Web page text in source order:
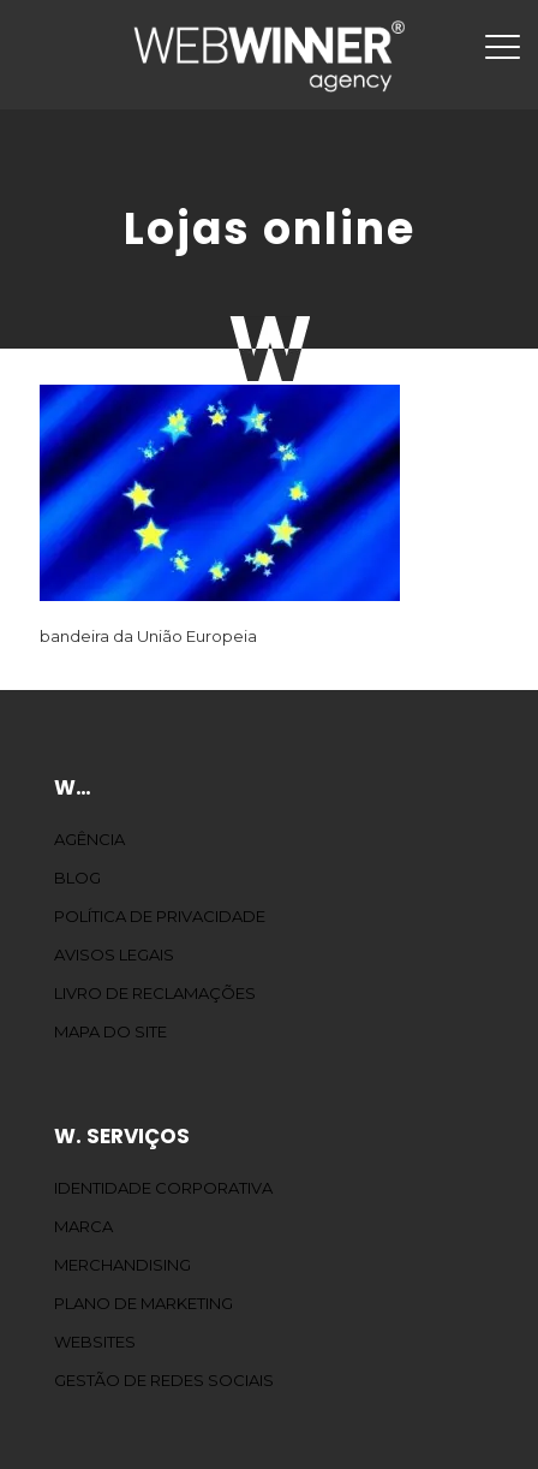
Lojas online
bandeira da União Europeia
W…
AGÊNCIA
BLOG
POLÍTICA DE PRIVACIDADE
AVISOS LEGAIS
LIVRO DE RECLAMAÇÕES
MAPA DO SITE
W. SERVIÇOS
IDENTIDADE CORPORATIVA
MARCA
MERCHANDISING
PLANO DE MARKETING
WEBSITES
GESTÃO DE REDES SOCIAIS